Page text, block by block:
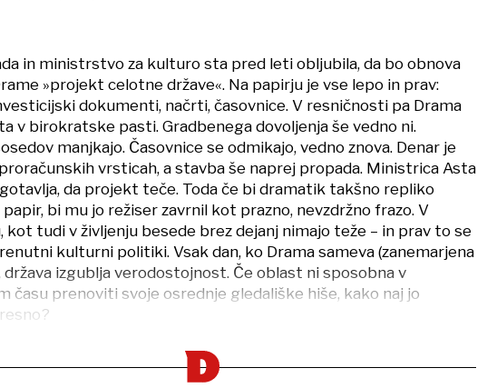
in ministrstvo za kulturo sta pred leti obljubila, da bo obnova
»projekt celotne države«. Na papirju je vse lepo in prav:
dokumenti, načrti, časovnice. V resničnosti pa Drama
v birokratske pasti. Gradbenega dovoljenja še vedno ni.
manjkajo. Časovnice se odmikajo, vedno znova. Denar je
vrsticah, a stavba še naprej propada. Ministrica Asta
da projekt teče. Toda če bi dramatik takšno repliko
papir, bi mu jo režiser zavrnil kot prazno, nevzdržno frazo. V
kot tudi v življenju besede brez dejanj nimajo teže – in prav to se
kulturni politiki. Vsak dan, ko Drama sameva (zanemarjena
država izgublja verodostojnost. Če oblast ni sposobna v
času prenoviti svoje osrednje gledališke hiše, kako naj jo